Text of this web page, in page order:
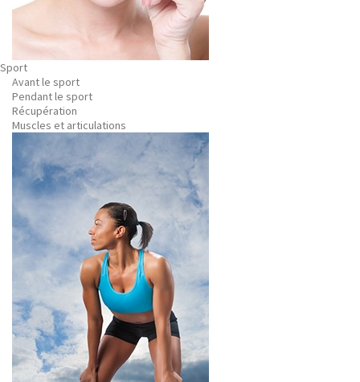
Sport
Avant le sport
Pendant le sport
Récupération
Muscles et articulations